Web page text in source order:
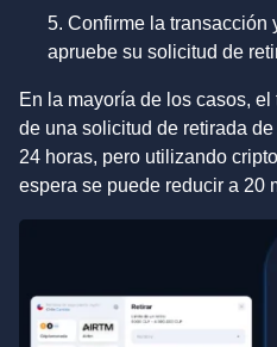
Confirme la transacción
apruebe su solicitud de
En la mayoría de los casos,
de una solicitud de retirada
24 horas, pero utilizando
espera se puede reducir a 20